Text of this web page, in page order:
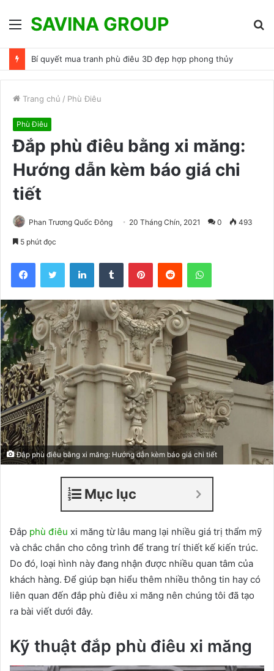
Menu
SAVINA GROUP
Bí quyết mua tranh phù điêu 3D đẹp hợp phong thủy
Trang chủ / Phù Điêu
Phù Điêu
Đắp phù điêu bằng xi măng:
Hướng dẫn kèm báo giá chi
tiết
Phan Trương Quốc Đông 20 Tháng Chín, 2021 0 493
5 phút đọc
Đắp phù điêu bằng xi măng: Hướng dẫn kèm báo giá chi tiết
Mục lục
Đắp phù điêu xi măng từ lâu mang lại nhiều giá trị thẩm mỹ
và chắc chắn cho công trình để trang trí thiết kế kiến trúc.
Do đó, loại hình này đang nhận được nhiều quan tâm của
khách hàng. Để giúp bạn hiểu thêm nhiều thông tin hay có
liên quan đến đắp phù điêu xi măng nên chúng tôi đã tạo
ra bài viết dưới đây.
Kỹ thuật đắp phù điêu xi măng